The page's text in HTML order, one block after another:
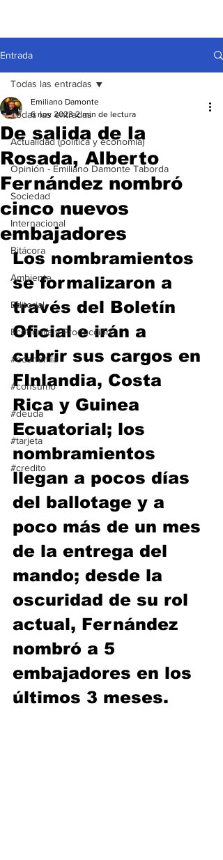
Entrada
Todas las entradas
Actualidad (política y economía)
Opinión - Emiliano Damonte Taborda
Sociedad
Internacional
Bitácora
Ambiente
Editorial
Economía y Producción
#economia
#consumo
#deuda
#tarjeta
#credito
Todas las entradas
De salida de la
Rosada, Alberto
Fernández nombró
cinco nuevos
embajadores
Emiliano Damonte
6 nov 2023 2 min de lectura
Los nombramientos
se formalizaron a
través del Boletín
Oficial e irán a
cubrir sus cargos en
FInlandia, Costa
Rica y Guinea
Ecuatorial; los
nombramientos
llegan a pocos días
del ballotage y a
poco más de un mes
de la entrega del
mando; desde la
oscuridad de su rol
actual, Fernández
nombró a 5
embajadores en los
últimos 3 meses.